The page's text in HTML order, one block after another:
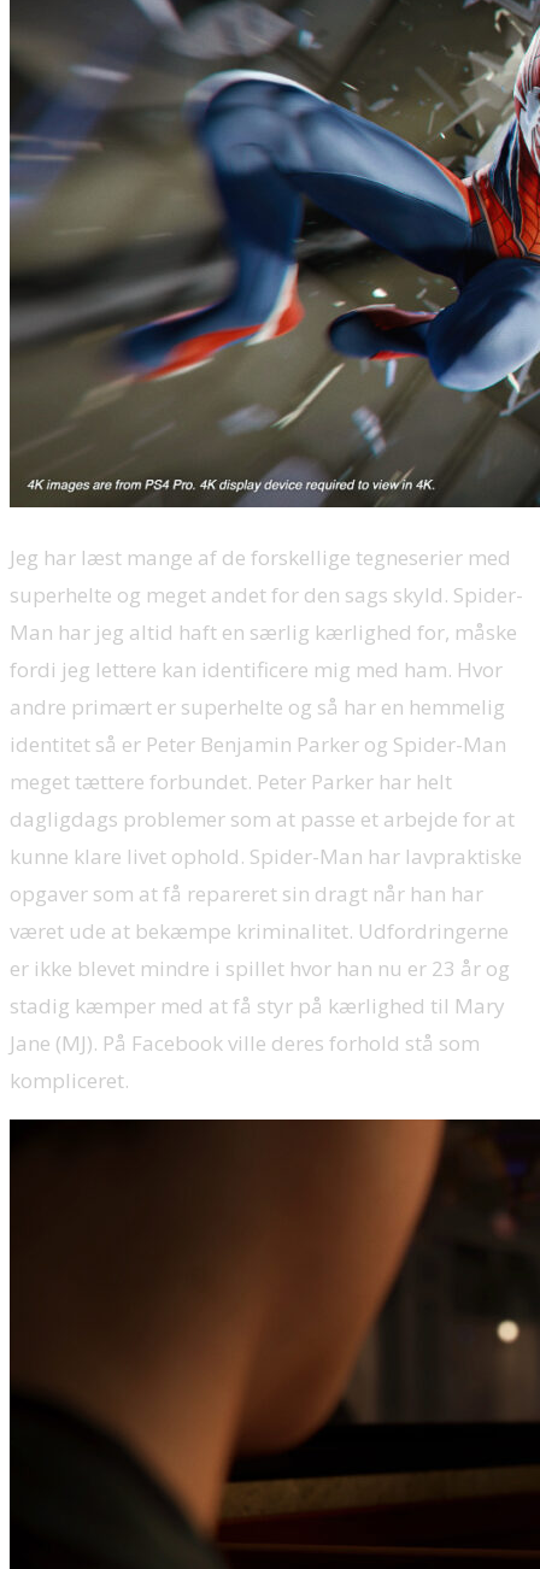
Jeg har læst mange af de forskellige tegneserier med
superhelte og meget andet for den sags skyld. Spider-
Man har jeg altid haft en særlig kærlighed for, måske
fordi jeg lettere kan identificere mig med ham. Hvor
andre primært er superhelte og så har en hemmelig
identitet så er Peter Benjamin Parker og Spider-Man
meget tættere forbundet. Peter Parker har helt
dagligdags problemer som at passe et arbejde for at
kunne klare livet ophold. Spider-Man har lavpraktiske
opgaver som at få repareret sin dragt når han har
været ude at bekæmpe kriminalitet. Udfordringerne
er ikke blevet mindre i spillet hvor han nu er 23 år og
stadig kæmper med at få styr på kærlighed til Mary
Jane (MJ). På Facebook ville deres forhold stå som
kompliceret.